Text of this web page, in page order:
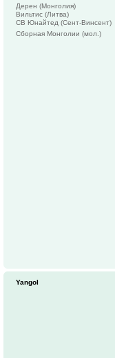
Дерен (Монголия)
Вильтис (Литва)
СВ Юнайтед (Сент-Винсент)
Сборная Монголии (мол.)
Yangol